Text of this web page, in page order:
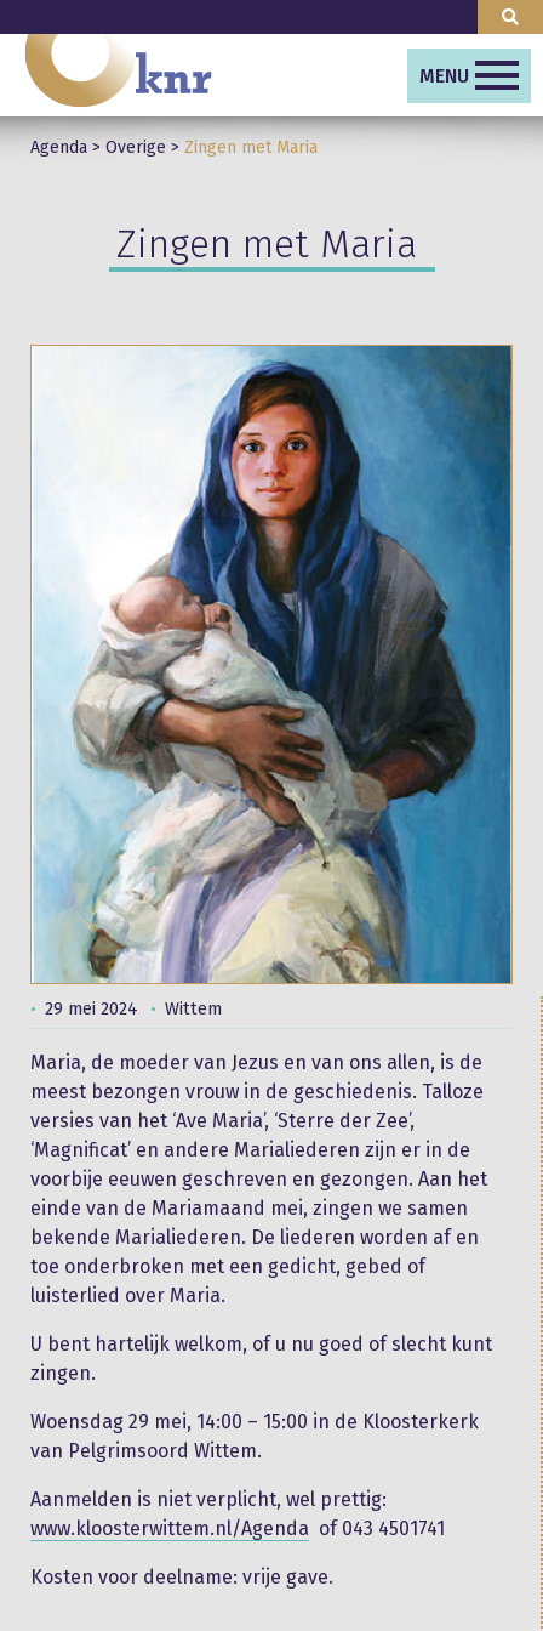
MENU
Agenda > Overige > Zingen met Maria
Zingen met Maria
29 mei 2024 Wittem
Maria, de moeder van Jezus en van ons allen, is de
meest bezongen vrouw in de geschiedenis. Talloze
versies van het ‘Ave Maria’, ‘Sterre der Zee’,
‘Magnificat’ en andere Marialiederen zijn er in de
voorbije eeuwen geschreven en gezongen. Aan het
einde van de Mariamaand mei, zingen we samen
bekende Marialiederen. De liederen worden af en
toe onderbroken met een gedicht, gebed of
luisterlied over Maria.
U bent hartelijk welkom, of u nu goed of slecht kunt
zingen.
Woensdag 29 mei, 14:00 – 15:00 in de Kloosterkerk
van Pelgrimsoord Wittem.
Aanmelden is niet verplicht, wel prettig:
www.kloosterwittem.nl/Agenda of 043 4501741
Kosten voor deelname: vrije gave.